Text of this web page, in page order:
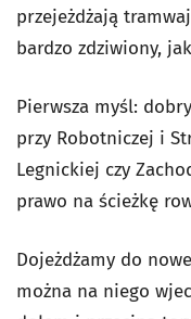
przejeżdżają
bardzo zdziwiony,
Pierwsza myśl:
przy Robotniczej i
Legnickiej czy
prawo na ścieżkę
Dojeżdżamy do
można na niego